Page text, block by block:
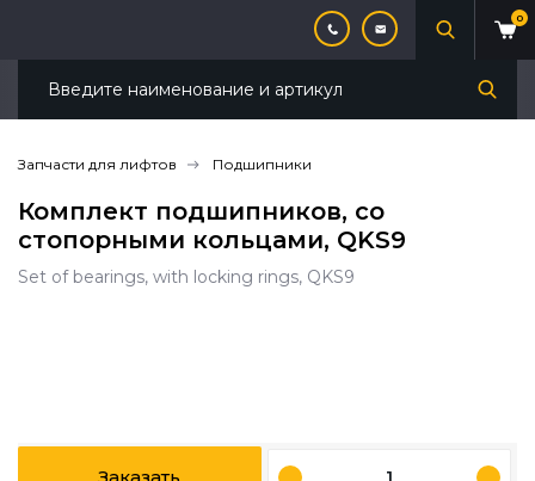
0
Запчасти для лифтов Подшипники
Комплект подшипников, со
стопорными кольцами, QKS9
Set of bearings, with locking rings, QKS9
Заказать